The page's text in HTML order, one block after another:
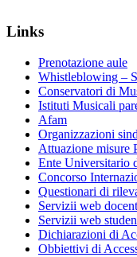
Links
Prenotazione aule
Whistleblowing –
Conservatori di
Istituti Musicali
Afam
Organizzazioni
Attuazione misure
Ente Universitario
Concorso
Questionari di
Servizii web
Servizii web
Dichiarazioni di
Obbiettivi di